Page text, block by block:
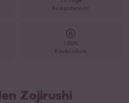
Rückgaberecht
100%
Käuferschutz
Zojirushi